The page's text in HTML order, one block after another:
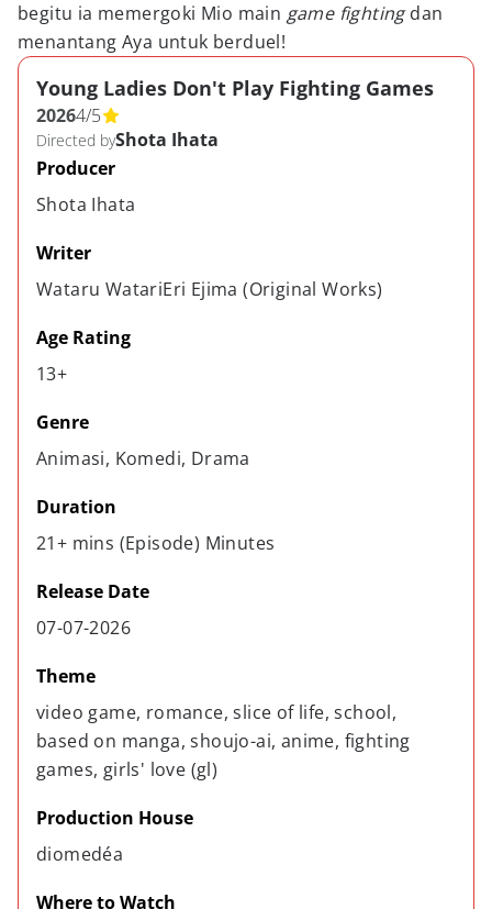
begitu ia memergoki Mio main game fightingdan
menantang Aya untuk berduel!
Young Ladies Don't Play Fighting Games
20264/5
Directed byShota Ihata
Producer
Shota Ihata
Writer
Wataru WatariEri Ejima (Original Works)
Age Rating
13+
Genre
Animasi, Komedi, Drama
Duration
21+ mins (Episode) Minutes
Release Date
07-07-2026
Theme
video game, romance, slice of life, school,
based on manga, shoujo-ai, anime, fighting
games, girls' love (gl)
Production House
diomedéa
Where to Watch